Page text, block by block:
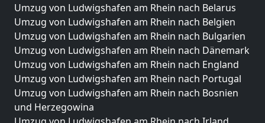
Umzug von Ludwigshafen am Rhein nach Belarus
Umzug von Ludwigshafen am Rhein nach Belgien
Umzug von Ludwigshafen am Rhein nach Bulgarien
Umzug von Ludwigshafen am Rhein nach Dänemark
Umzug von Ludwigshafen am Rhein nach England
Umzug von Ludwigshafen am Rhein nach Portugal
Umzug von Ludwigshafen am Rhein nach Bosnien
und Herzegowina